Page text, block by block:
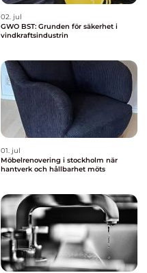
02. jul
GWO BST: Grunden för säkerhet i
vindkraftsindustrin
01. jul
Möbelrenovering i stockholm när
hantverk och hållbarhet möts